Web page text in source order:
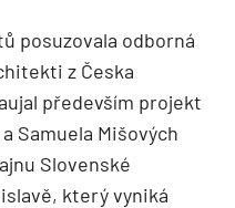
posuzovala odborná
z Česka
především projekt
Samuela Mišových
Slovenské
který vyniká